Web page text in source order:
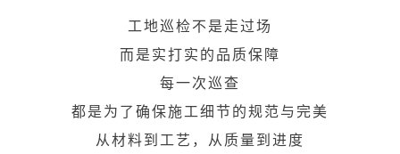
工地巡检不是走过场
而是实打实的品质保障
每一次巡查
都是为了确保施工细节的规范与完美
从材料到工艺，从质量到进度